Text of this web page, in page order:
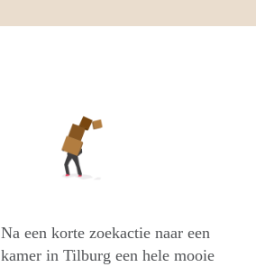
Na een korte zoekactie naar een
kamer in Tilburg een hele mooie